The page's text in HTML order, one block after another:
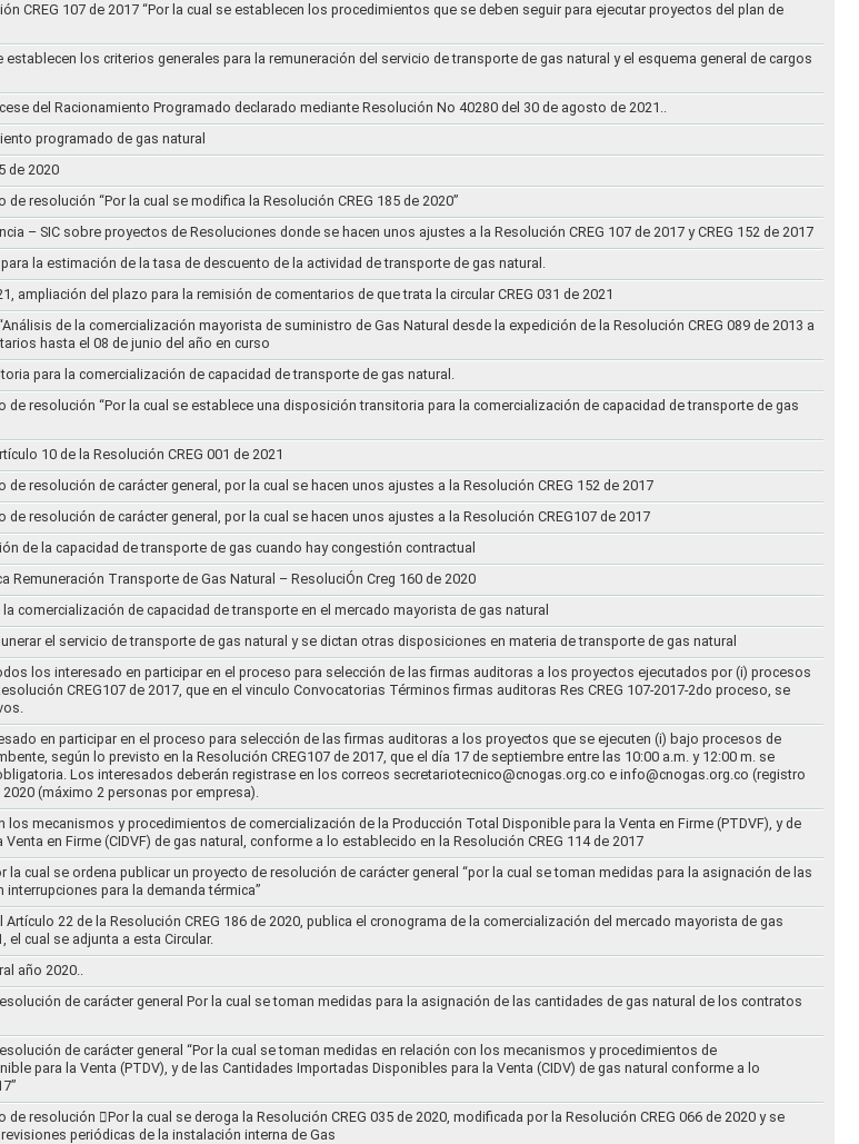
CREG 107 de 2017 “Por la cual se establecen los procedimientos que se deben seguir para ejecutar proyectos del plan de
los criterios generales para la remuneración del servicio de transporte de gas natural y el esquema general de cargos
del Racionamiento Programado declarado mediante Resolución No 40280 del 30 de agosto de 2021..
programado de gas natural
de 2020
resolución “Por la cual se modifica la Resolución CREG 185 de 2020”
– SIC sobre proyectos de Resoluciones donde se hacen unos ajustes a la Resolución CREG 107 de 2017 y CREG 152 de 2017
la estimación de la tasa de descuento de la actividad de transporte de gas natural.
ampliación del plazo para la remisión de comentarios de que trata la circular CREG 031 de 2021
de la comercialización mayorista de suministro de Gas Natural desde la expedición de la Resolución CREG 089 de 2013 a
hasta el 08 de junio del año en curso
para la comercialización de capacidad de transporte de gas natural.
de resolución “Por la cual se establece una disposición transitoria para la comercialización de capacidad de transporte de gas
10 de la Resolución CREG 001 de 2021
resolución de carácter general, por la cual se hacen unos ajustes a la Resolución CREG 152 de 2017
resolución de carácter general, por la cual se hacen unos ajustes a la Resolución CREG107 de 2017
de la capacidad de transporte de gas cuando hay congestión contractual
Transporte de Gas Natural – ResoluciÓn Creg 160 de 2020
comercialización de capacidad de transporte en el mercado mayorista de gas natural
el servicio de transporte de gas natural y se dictan otras disposiciones en materia de transporte de gas natural
los interesado en participar en el proceso para selección de las firmas auditoras a los proyectos ejecutados por (i) procesos
CREG107 de 2017, que en el vinculo Convocatorias Términos firmas auditoras Res CREG 107-2017-2do proceso, se
en participar en el proceso para selección de las firmas auditoras a los proyectos que se ejecuten (i) bajo procesos de
según lo previsto en la Resolución CREG107 de 2017, que el día 17 de septiembre entre las 10:00 a.m. y 12:00 m. se
Los interesados deberán registrase en los correos secretariotecnico@cnogas.org.co e info@cnogas.org.co (registro
(máximo 2 personas por empresa).
mecanismos y procedimientos de comercialización de la Producción Total Disponible para la Venta en Firme (PTDVF), y de
en Firme (CIDVF) de gas natural, conforme a lo establecido en la Resolución CREG 114 de 2017
la cual se ordena publicar un proyecto de resolución de carácter general “por la cual se toman medidas para la asignación de las
para la demanda térmica”
22 de la Resolución CREG 186 de 2020, publica el cronograma de la comercialización del mercado mayorista de gas
el cual se adjunta a esta Circular.
año 2020..
de carácter general Por la cual se toman medidas para la asignación de las cantidades de gas natural de los contratos
de carácter general “Por la cual se toman medidas en relación con los mecanismos y procedimientos de
para la Venta (PTDV), y de las Cantidades Importadas Disponibles para la Venta (CIDV) de gas natural conforme a lo
resolución 􀂴Por la cual se deroga la Resolución CREG 035 de 2020, modificada por la Resolución CREG 066 de 2020 y se
periódicas de la instalación interna de Gas